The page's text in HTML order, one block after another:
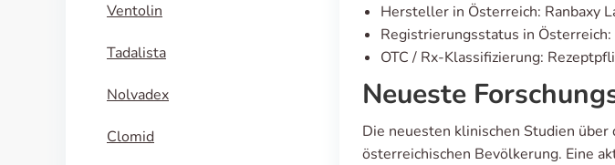
Ventolin
Tadalista
Nolvadex
Clomid
Hersteller in Österreich: Ranbaxy
Registrierungsstatus in
OTC / Rx-Klassifizierung:
Neueste
Die neuesten klinischen Studien
österreichischen Bevölkerung. Eine